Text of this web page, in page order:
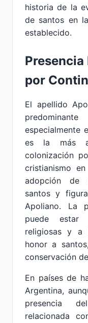
historia de la
de santos en
establecido.
por
El apellido
especialmente
es la más
colonización
cristianismo
adopción de
santos y
Apoliano. La
puede estar
religiosas y a
honor a
conservación
En países de
Argentina,
presencia
relacionada